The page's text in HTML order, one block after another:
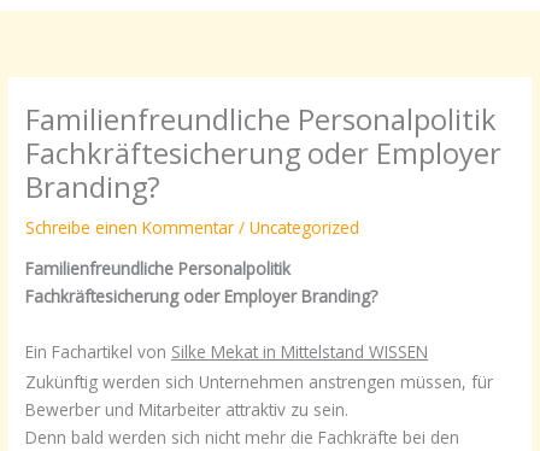
Familienfreundliche Personalpolitik
Fachkräftesicherung oder Employer
Branding?
Schreibe einen Kommentar /Uncategorized
Familienfreundliche Personalpolitik
Fachkräftesicherung oder Employer Branding?
Ein Fachartikel von Silke Mekat in Mittelstand WISSEN
Zukünftig werden sich Unternehmen anstrengen müssen, für
Bewerber und Mitarbeiter attraktiv zu sein.
Denn bald werden sich nicht mehr die Fachkräfte bei den
Einfach